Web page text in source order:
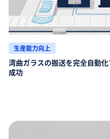
生産能力向上
湾曲ガラスの搬送を完全自動
成功